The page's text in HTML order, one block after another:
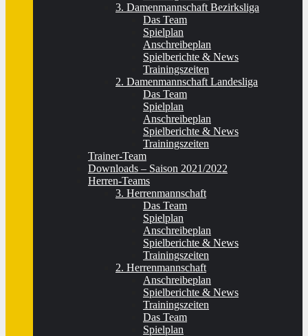
3. Damenmannschaft Bezirksliga
Das Team
Spielplan
Anschreibeplan
Spielberichte & News
Trainingszeiten
2. Damenmannschaft Landesliga
Das Team
Spielplan
Anschreibeplan
Spielberichte & News
Trainingszeiten
Trainer-Team
Downloads – Saison 2021/2022
Herren-Teams
3. Herrenmannschaft
Das Team
Spielplan
Anschreibeplan
Spielberichte & News
Trainingszeiten
2. Herrenmannschaft
Anschreibeplan
Spielberichte & News
Trainingszeiten
Das Team
Spielplan